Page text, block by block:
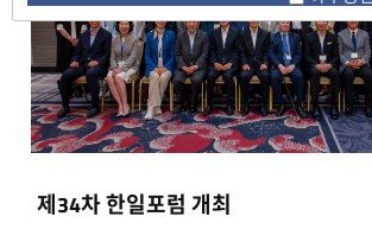
제34차 한일포럼 개최